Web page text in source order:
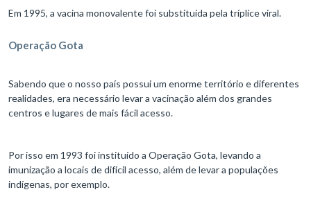
Em 1995, a vacina monovalente foi substituída pela tríplice viral.
Operação Gota
Sabendo que o nosso país possui um enorme território e diferentes
realidades, era necessário levar a vacinação além dos grandes
centros e lugares de mais fácil acesso.
Por isso em 1993 foi instituído a Operação Gota, levando a
imunização a locais de difícil acesso, além de levar a populações
indígenas, por exemplo.